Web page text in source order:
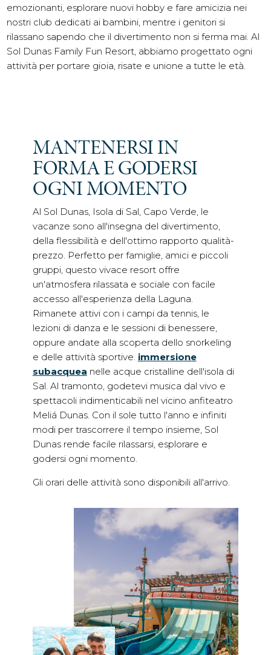
emozionanti, esplorare nuovi hobby e fare amicizia nei
nostri club dedicati ai bambini, mentre i genitori si
rilassano sapendo che il divertimento non si ferma mai. Al
Sol Dunas Family Fun Resort, abbiamo progettato ogni
attività per portare gioia, risate e unione a tutte le età.
MANTENERSI IN
FORMA E GODERSI
OGNI MOMENTO
Al Sol Dunas, Isola di Sal, Capo Verde, le
vacanze sono all'insegna del divertimento,
della flessibilità e dell'ottimo rapporto qualità-
prezzo. Perfetto per famiglie, amici e piccoli
gruppi, questo vivace resort offre
un'atmosfera rilassata e sociale con facile
accesso all'esperienza della Laguna.
Rimanete attivi con i campi da tennis, le
lezioni di danza e le sessioni di benessere,
oppure andate alla scoperta dello snorkeling
e delle attività sportive. immersione
subacquea nelle acque cristalline dell'isola di
Sal. Al tramonto, godetevi musica dal vivo e
spettacoli indimenticabili nel vicino anfiteatro
Meliá Dunas. Con il sole tutto l'anno e infiniti
modi per trascorrere il tempo insieme, Sol
Dunas rende facile rilassarsi, esplorare e
godersi ogni momento.
Gli orari delle attività sono disponibili all'arrivo.